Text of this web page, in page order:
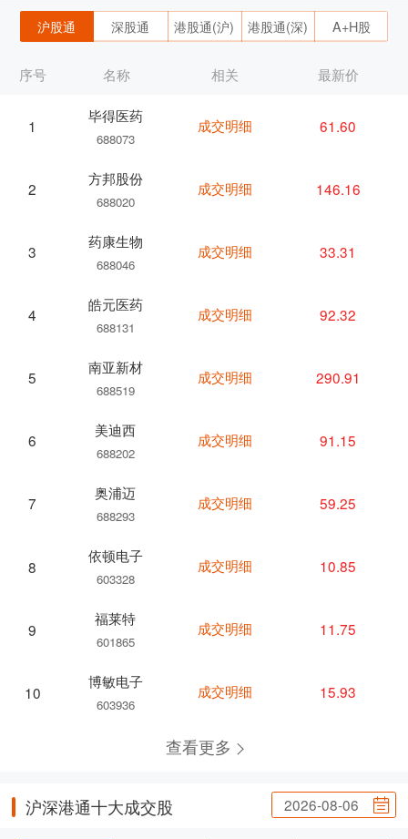
沪股通 深股通 港股通(沪) 港股通(深) A+H股
序号 名称
1
毕得医药
688073
2
方邦股份
688020
3
药康生物
688046
4
皓元医药
688131
5
南亚新材
688519
6
美迪西
688202
7
奥浦迈
688293
8
依顿电子
603328
9
福莱特
601865
10
博敏电子
603936
相关 最新价
成交明细 61.60
成交明细 146.16
成交明细 33.31
成交明细 92.32
成交明细 290.91
成交明细 91.15
成交明细 59.25
成交明细 10.85
成交明细 11.75
成交明细 15.93
查看更多
沪深港通十大成交股 2026-08-06